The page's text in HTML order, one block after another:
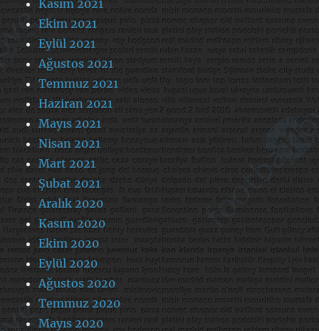
Kasım 2021
Ekim 2021
Eylül 2021
Ağustos 2021
Temmuz 2021
Haziran 2021
Mayıs 2021
Nisan 2021
Mart 2021
Şubat 2021
Aralık 2020
Kasım 2020
Ekim 2020
Eylül 2020
Ağustos 2020
Temmuz 2020
Mayıs 2020